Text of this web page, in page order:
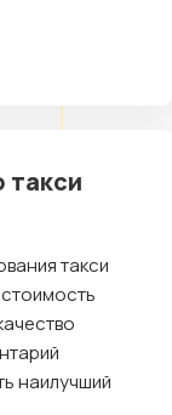
такси
такси
наилучший